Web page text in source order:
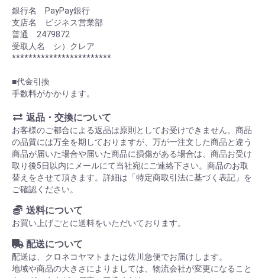
銀行名 PayPay銀行
支店名 ビジネス営業部
普通 2479872
受取人名 シ）クレア
************************
■代金引換
手数料がかかります。
返品・交換について
お客様のご都合による返品は原則としてお受けできません。商品
の品質には万全を期しておりますが、万が一注文した商品と違う
商品が届いた場合や届いた商品に損傷がある場合は、商品お受け
取り後5日以内にメールにて当社宛にご連絡下さい。商品のお取
替えをさせて頂きます。詳細は「特定商取引法に基づく表記」を
ご確認ください。
送料について
お買い上げごとに送料をいただいております。
配送について
配送は、クロネコヤマトまたは佐川急便でお届けします。
地域や商品の大きさによりましては、物流会社が変更になること